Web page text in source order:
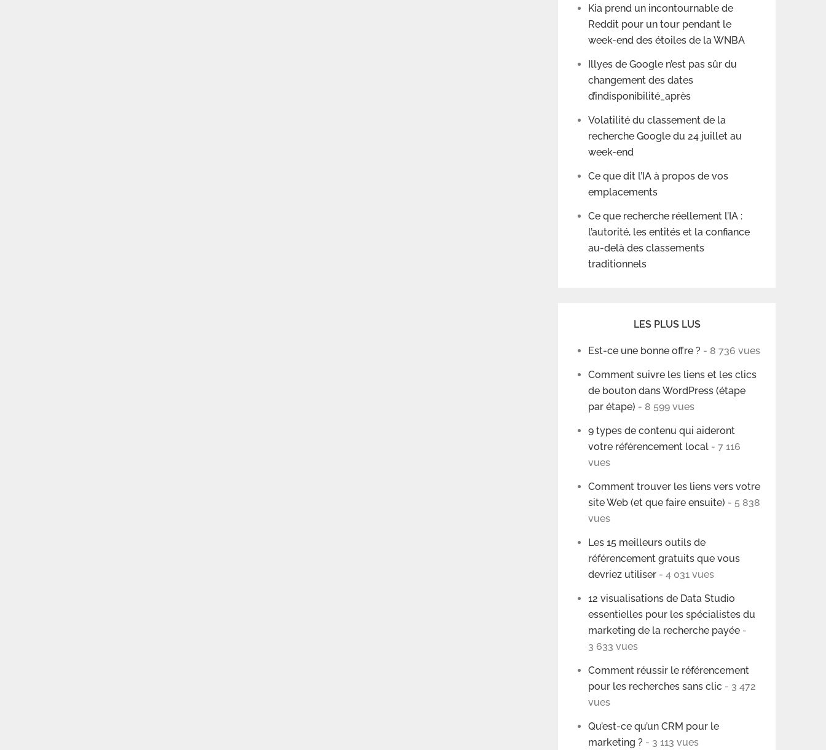
Kia prend un incontournable de
Reddit pour un tour pendant le
week-end des étoiles de la WNBA
Illyes de Google n’est pas sûr du
changement des dates
d’indisponibilité_après
Volatilité du classement de la
recherche Google du 24 juillet au
week-end
Ce que dit l’IA à propos de vos
emplacements
Ce que recherche réellement l’IA :
l’autorité, les entités et la confiance
au-delà des classements
traditionnels
LES PLUS LUS
Est-ce une bonne offre ? - 8 736 vues
Comment suivre les liens et les clics
de bouton dans WordPress (étape
par étape) - 8 599 vues
9 types de contenu qui aideront
votre référencement local - 7 116
vues
Comment trouver les liens vers votre
site Web (et que faire ensuite) - 5 838
vues
Les 15 meilleurs outils de
référencement gratuits que vous
devriez utiliser - 4 031 vues
12 visualisations de Data Studio
essentielles pour les spécialistes du
marketing de la recherche payée -
3 633 vues
Comment réussir le référencement
pour les recherches sans clic - 3 472
vues
Qu’est-ce qu’un CRM pour le
marketing ? - 3 113 vues